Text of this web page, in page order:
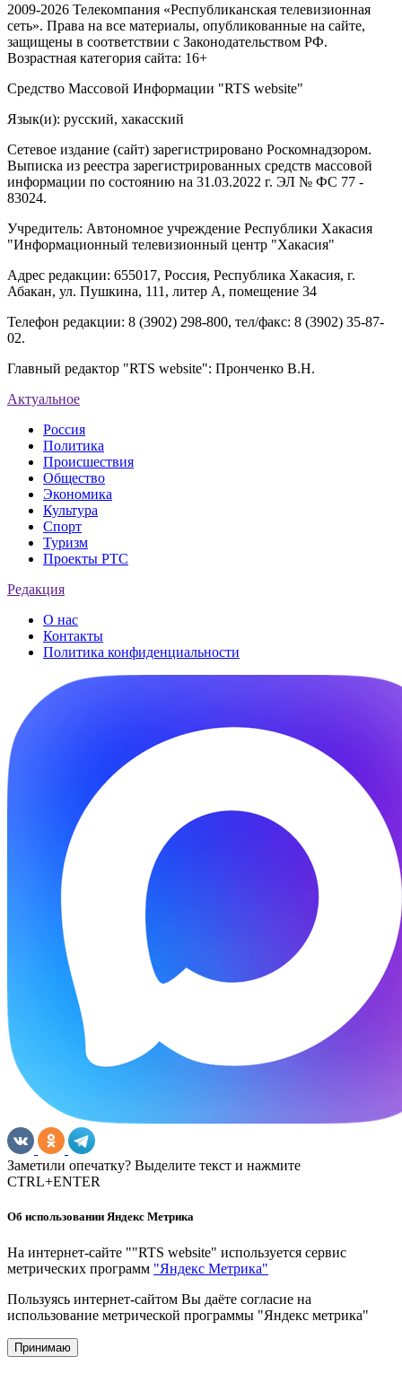
2009-2026 Телекомпания «Республиканская телевизионная
сеть». Права на все материалы, опубликованные на сайте,
защищены в соответствии с Законодательством РФ.
Возрастная категория сайта: 16+
Средство Массовой Информации "RTS website"
Язык(и): русский, хакасский
Сетевое издание (сайт) зарегистрировано Роскомнадзором.
Выписка из реестра зарегистрированных средств массовой
информации по состоянию на 31.03.2022 г. ЭЛ № ФС 77 -
83024.
Учредитель: Автономное учреждение Республики Хакасия
"Информационный телевизионный центр "Хакасия"
Адрес редакции: 655017, Россия, Республика Хакасия, г.
Абакан, ул. Пушкина, 111, литер А, помещение 34
Телефон редакции: 8 (3902) 298-800, тел/факс: 8 (3902) 35-87-
02.
Главный редактор "RTS website": Пронченко В.Н.
Актуальное
Россия
Политика
Происшествия
Общество
Экономика
Культура
Спорт
Туризм
Проекты РТС
Редакция
О нас
Контакты
Политика конфиденциальности
Заметили опечатку? Выделите текст и нажмите
CTRL+ENTER
Об использовании Яндекс Метрика
На интернет-сайте ""RTS website" используется сервис
метрических программ "Яндекс Метрика"
Пользуясь интернет-сайтом Вы даёте согласие на
использование метрической программы "Яндекс метрика"
Принимаю